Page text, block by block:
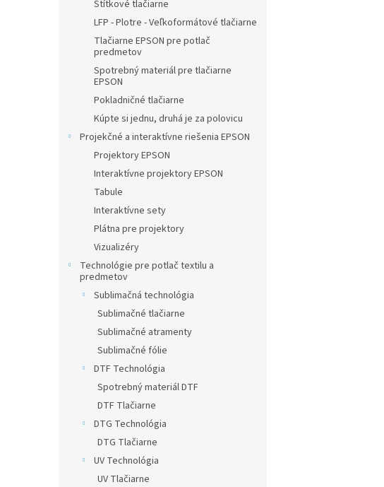
Štítkové tlačiarne
LFP - Plotre - Veľkoformátové tlačiarne
Tlačiarne EPSON pre potlač
predmetov
Spotrebný materiál pre tlačiarne
EPSON
Pokladničné tlačiarne
Kúpte si jednu, druhá je za polovicu
Projekčné a interaktívne riešenia EPSON
Projektory EPSON
Interaktívne projektory EPSON
Tabule
Interaktívne sety
Plátna pre projektory
Vizualizéry
Technológie pre potlač textilu a
predmetov
Sublimačná technológia
Sublimačné tlačiarne
Sublimačné atramenty
Sublimačné fólie
DTF Technológia
Spotrebný materiál DTF
DTF Tlačiarne
DTG Technológia
DTG Tlačiarne
UV Technológia
UV Tlačiarne